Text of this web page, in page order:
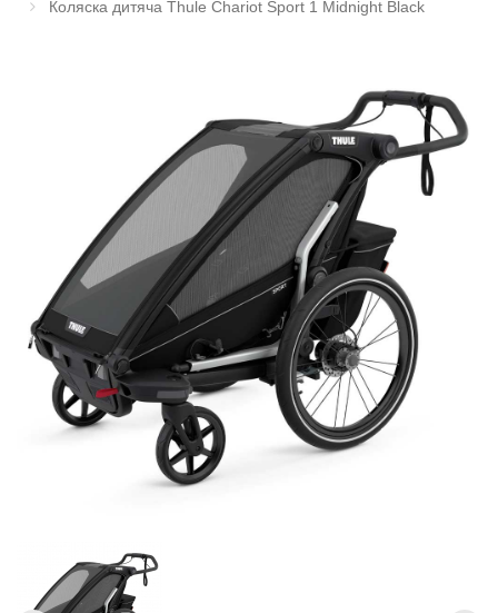
Коляска дитяча Thule Chariot Sport 1 Midnight Black